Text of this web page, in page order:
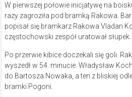
W pierwszej połowie inicjatywę na
razy zagroziła pod bramką Rakowa.
popisał się bramkarz Rakowa Vladan
częstochowski zespół uratował słupek.
Po przerwie kibice doczekali się goli.
wyszedł w 54. minucie. Władysław
do Bartosza Nowaka, a ten z bliskiej
bramki Pogoni.